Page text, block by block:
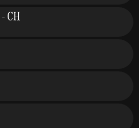
CH